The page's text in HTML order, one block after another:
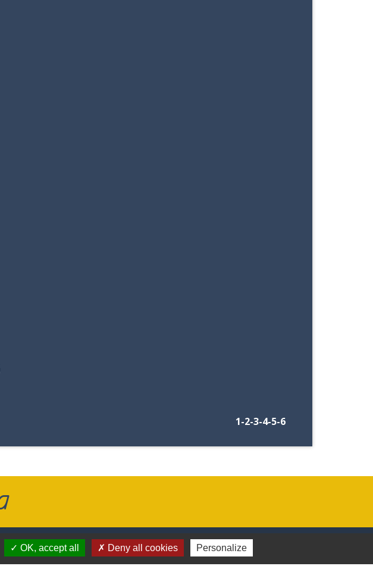
1-2-3-4-5-6
Jumelages
OK, accept all Deny all cookies Personalize